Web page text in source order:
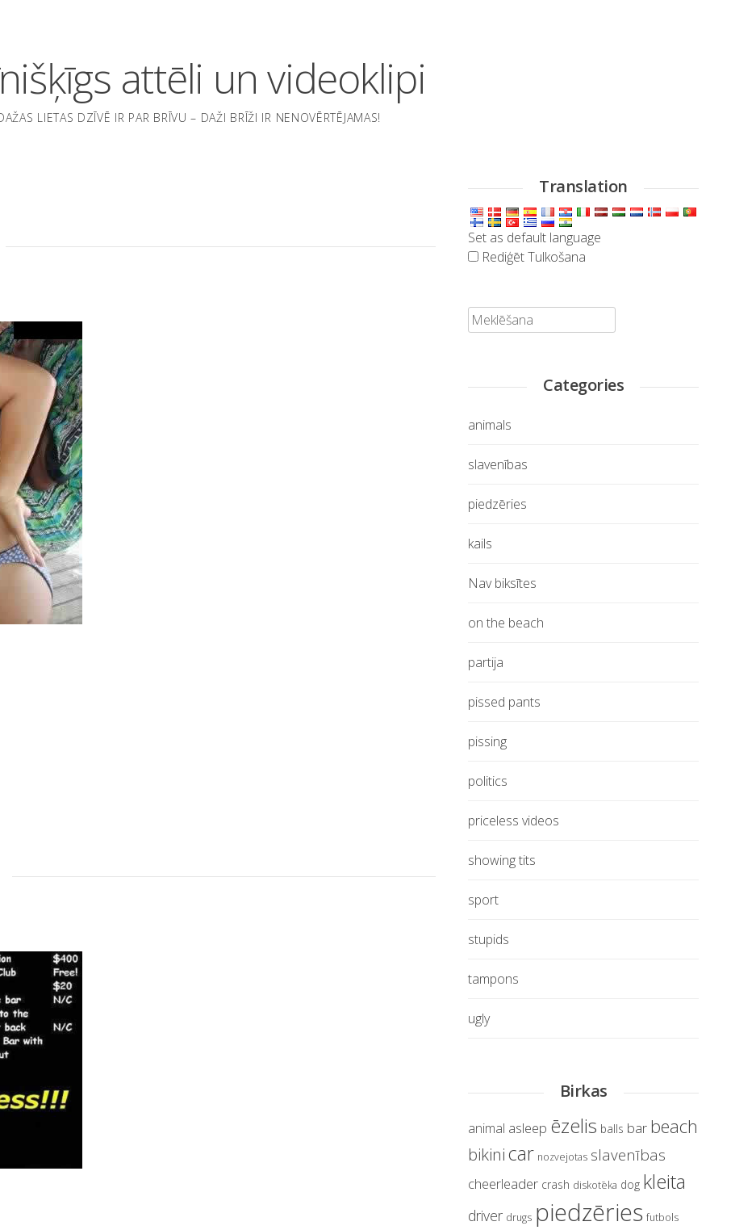
attēli un videoklipi
LIETAS DZĪVĒ IR PAR BRĪVU – DAŽI BRĪŽI IR NENOVĒRTĒJAMAS!
Translation
Set as default language
Rediģēt Tulkošana
Meklēt:
Categories
animals
slavenības
piedzēries
kails
Nav biksītes
on the beach
partija
pissed pants
pissing
politics
priceless videos
showing tits
sport
stupids
tampons
ugly
Birkas
animal asleep ēzelis balls bar beach
bikinicar nozvejotas slavenības
cheerleader crash diskotēka dog kleita
driver drugs piedzēries futbols